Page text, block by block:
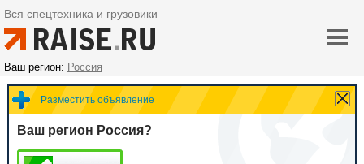
Вся спецтехника и грузовики
Ваш регион: Россия
Разместить объявление
Ваш регион Россия?